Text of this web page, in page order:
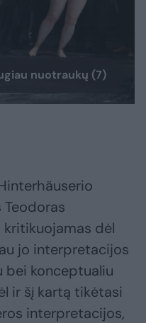
nuotraukų (7)
kritikuojamas dėl
jo interpretacijos
bei konceptualiu
ir šį kartą tikėtasi
interpretacijos,